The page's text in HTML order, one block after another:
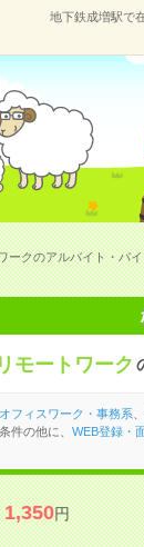
地下鉄成増駅で
ークのアルバイト・バ
モートワーク
オフィスワーク・事務系
件の他に、 WEB登録・
1,350円